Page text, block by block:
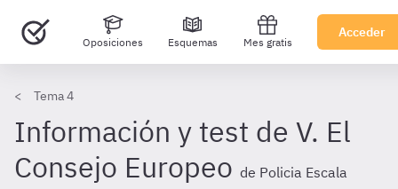
Oposiciones Esquemas Mes gratis
Acceder
Tema 4
Información y test de V. El
Consejo Europeo de Policia Escala